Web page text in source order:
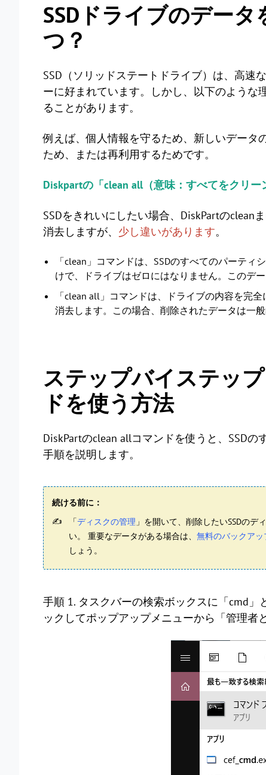
SSDドライブのデー
つ？
SSD（ソリッドステートドライブ）は、高速
ーに好まれています。しかし、以下のような
ることがあります。
例えば、個人情報を守るため、新しいデータ
ため、または再利用するためです。
Diskpartの「clean all（意味：すべてをクリー
SSDをきれいにしたい場合、DiskPartのclean
消去しますが、 少し違いがあります。
「clean」コマンドは、SSDのすべてのパーテ
けで、ドライブはゼロにはなりません。このデ
「clean all」コマンドは、ドライブの内容を完
消去します。この場合、削除されたデータは一
ステップバイステッ
ドを使う方法
DiskPartのclean allコマンドを使うと、SSD
手順を説明します。
続ける前に：
「ディスクの管理 」を開いて、削除したいSSDの
い。 重要なデータがある場合は、 無料のバックアッ
しょう。
手順 1. タスクバーの検索ボックスに「cmd
ックしてポップアップメニューから「管理者